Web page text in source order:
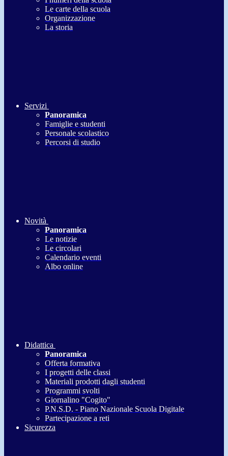
Le carte della scuola
Organizzazione
La storia
Servizi
Panoramica
Famiglie e studenti
Personale scolastico
Percorsi di studio
Novità
Panoramica
Le notizie
Le circolari
Calendario eventi
Albo online
Didattica
Panoramica
Offerta formativa
I progetti delle classi
Materiali prodotti dagli studenti
Programmi svolti
Giornalino "Cogito"
P.N.S.D. - Piano Nazionale Scuola Digitale
Partecipazione a reti
Sicurezza